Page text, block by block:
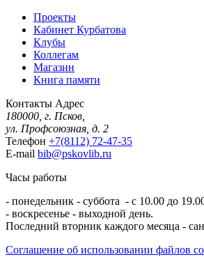
Проекты
Кабинет Курбатова
Клубы
Коллегам
Магазин
Книга памяти
Контакты Адрес
180000, г. Псков,
ул. Профсоюзная, д. 2
Телефон +7(8112) 72-47-35
E-mail bib@pskovlib.ru
Часы работы
- понедельник - суббота - с 10.00 до
- воскресенье - выходной день.
Последний вторник каждого месяца -
Соглашение об использовании файлов